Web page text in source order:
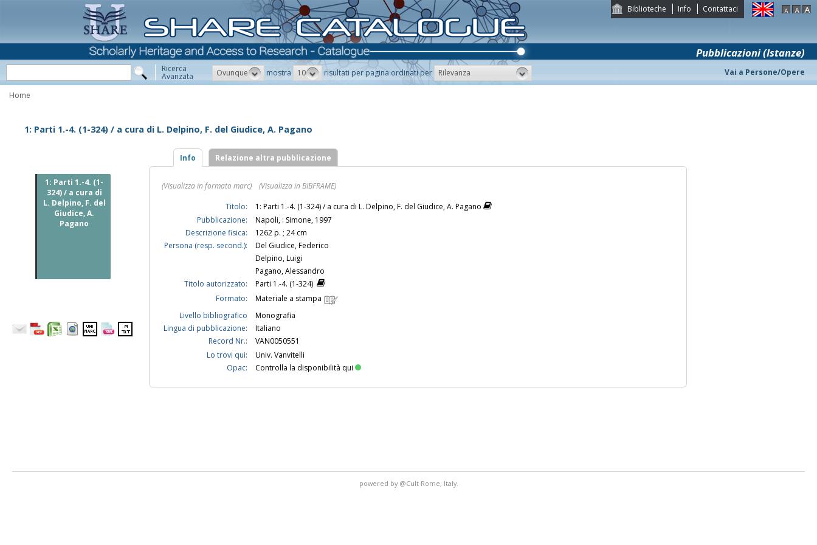
Biblioteche Info Contattaci
Pubblicazioni (Istanze)
Ricerca
Avanzata Ovunque mostra 10 risultati per pagina ordinati per Rilevanza Vai a Persone/Opere
Home
1: Parti 1.-4. (1-324) / a cura di L. Delpino, F. del Giudice, A. Pagano
1: Parti 1.-4. (1-
324) / a cura di
L. Delpino, F. del
Giudice, A.
Pagano
Info Relazione altra pubblicazione
(Visualizza in formato marc)
(Visualizza in BIBFRAME)
Titolo:
1: Parti 1.-4. (1-324) / a cura di L. Delpino, F. del Giudice, A. Pagano
Pubblicazione:
Napoli, : Simone, 1997
Descrizione fisica:
1262 p. ; 24 cm
Persona (resp. second.):
Del Giudice, Federico
Delpino, Luigi
Pagano, Alessandro
Titolo autorizzato:
Parti 1.-4. (1-324)
Formato:
Materiale a stampa
Livello bibliografico
Monografia
Lingua di pubblicazione:
Italiano
Record Nr.:
VAN0050551
Lo trovi qui:
Univ. Vanvitelli
Opac:
Controlla la disponibilità qui
powered by @Cult Rome, Italy.